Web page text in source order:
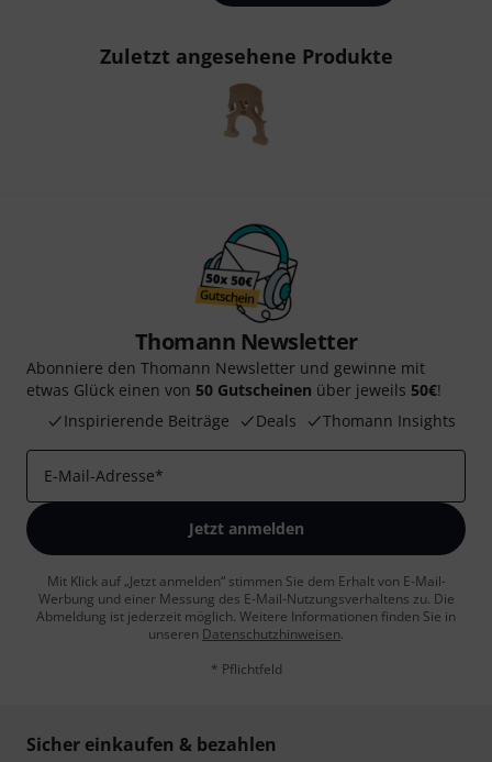
Zuletzt angesehene Produkte
Thomann Newsletter
Abonniere den Thomann Newsletter und gewinne mit
etwas Glück einen von 50 Gutscheinen über jeweils 50€!
Inspirierende Beiträge
Deals Thomann Insights
E-Mail-Adresse*
Jetzt anmelden
Mit Klick auf „Jetzt anmelden“ stimmen Sie dem Erhalt von E-Mail-
Werbung und einer Messung des E-Mail-Nutzungsverhaltens zu. Die
Abmeldung ist jederzeit möglich. Weitere Informationen finden Sie in
unseren Datenschutzhinweisen.
* Pflichtfeld
Sicher einkaufen & bezahlen